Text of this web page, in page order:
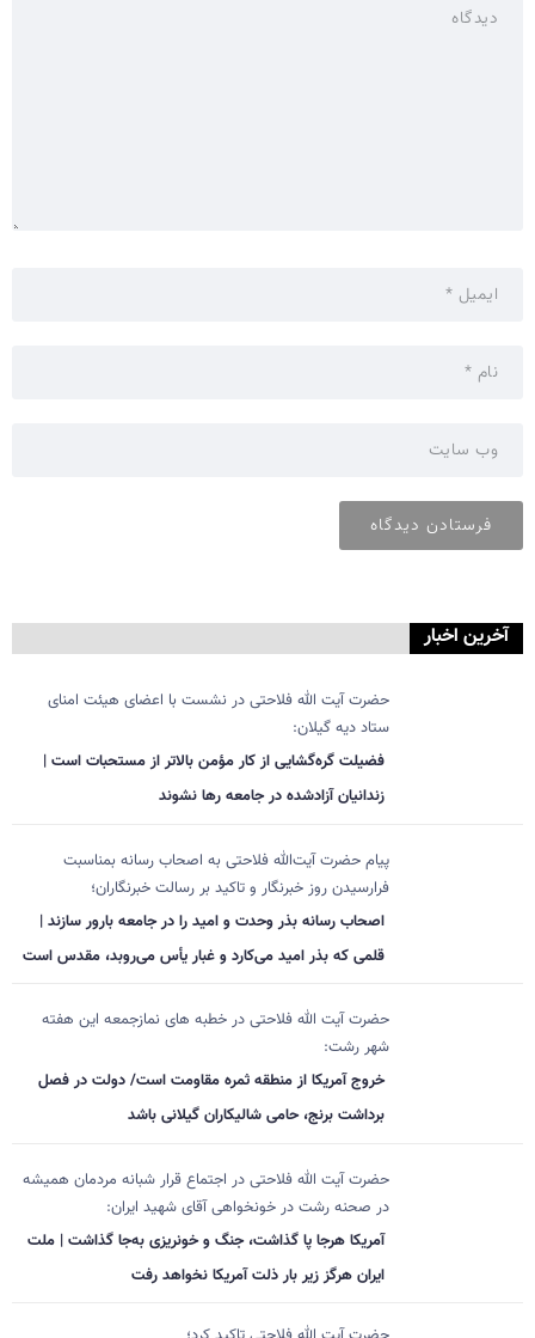
آخرین اخبار
حضرت آیت الله فلاحتی در نشست با اعضای هیئت امنای
ستاد دیه گیلان:
فضیلت گره‌گشایی از کار مؤمن بالاتر از مستحبات است |
زندانیان آزادشده در جامعه رها نشوند
پیام حضرت آیت‌الله فلاحتی به اصحاب رسانه بمناسبت
فرارسیدن روز خبرنگار و تاکید بر رسالت خبرنگاران؛
اصحاب رسانه بذر وحدت و امید را در جامعه بارور سازند |
قلمی که بذر امید می‌کارد و غبار یأس می‌روبد، مقدس است
حضرت آیت الله فلاحتی در خطبه های نمازجمعه این هفته
شهر رشت:
خروج آمریکا از منطقه ثمره مقاومت است/ دولت در فصل
برداشت برنج، حامی شالیکاران گیلانی باشد
حضرت آیت الله فلاحتی در اجتماع قرار شبانه مردمان همیشه
در صحنه رشت در خونخواهی آقای شهید ایران:
آمریکا هرجا پا گذاشت، جنگ و خونریزی به‌جا گذاشت | ملت
ایران هرگز زیر بار ذلت آمریکا نخواهد رفت